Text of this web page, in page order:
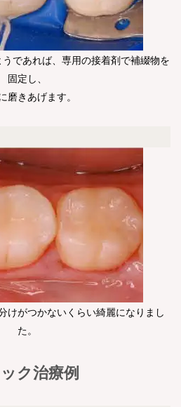
であれば、専用の接着剤で補綴物を
固定し、
磨きあげます。
けがつかないくらい綺麗になりまし
た。
ク治療例